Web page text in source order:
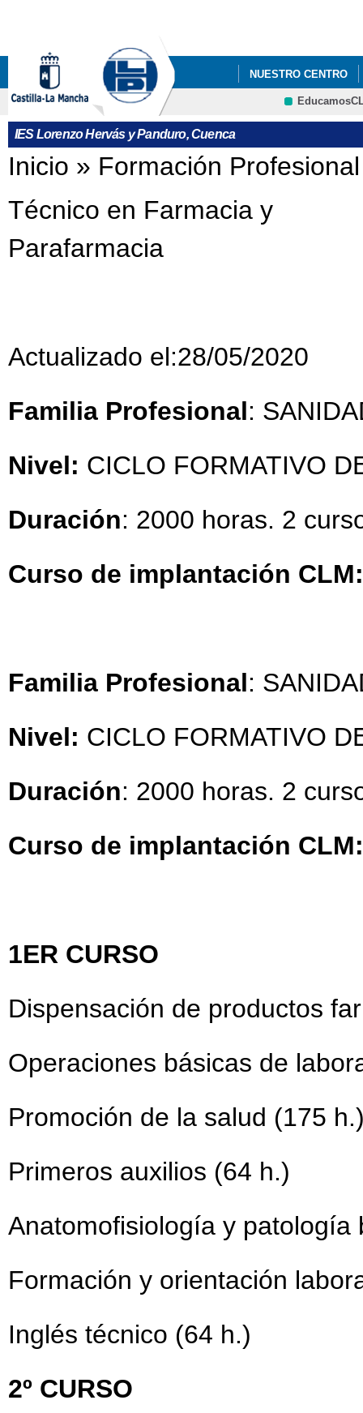
NUESTRO CENTRO
FORMACIÓN
IES Lorenzo Hervás y Panduro, Cuenca
Se encuentra usted aquí
Inicio » Formación Profesional
Técnico en Farmacia y
Parafarmacia
Actualizado el:28/05/2020
Familia Profesional:
Nivel: CICLO FORMATIVO
Duración: 2000 horas. 2
Curso de implantación
Familia Profesional:
Nivel: CICLO FORMATIVO
Duración: 2000 horas. 2
Curso de implantación
1ER CURSO
Dispensación de productos
Operaciones básicas de
Promoción de la salud (175
Primeros auxilios (64 h.)
Anatomofisiología y patología
Formación y orientación
Inglés técnico (64 h.)
2º CURSO